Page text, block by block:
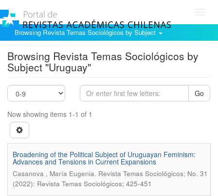
Browsing Revista Temas Sociológicos by Subject
Browsing Revista Temas Sociológicos by
Subject "Uruguay"
Go
Now showing items 1-1 of 1
Broadening of the Political Subject of Uruguayan Feminism:
Advances and Tensions in Current Expansions
Casanova , Marí­a Eugenia. Revista Temas Sociológicos; No. 31
(2022): Revista Temas Sociológicos; 425-451